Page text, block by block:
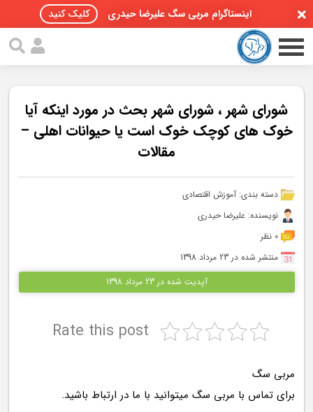
اینستاگرام مربی سگ علیرضا حیدری کلیک کنید
پادکست سگ ها
سمینار تهران 96
گواهینامه ها
شورای شهر ، شورای شهر بحث در مورد اینکه آیا
خوک های کوچک خوک است یا حیوانات اهلی –
مقالات
دسته بندی:آموزش اقتصادی
نویسنده: علیرضا حیدری
0 نظر
منتشر شده در 23 مرداد 1398
آپدیت شده در 23 مرداد 1398
Rate this post
مربی سگ
برای تماس با مربی سگ میتوانید با ما در ارتباط باشید.